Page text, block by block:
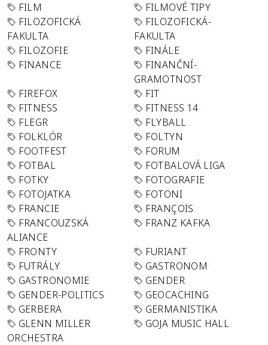
FILM
FILMOVÉ TIPY
FILOZOFICKÁ
FAKULTA
FILOZOFICKÁ-
FAKULTA
FILOZOFIE
FINÁLE
FINANCE
FINANČNÍ-
GRAMOTNOST
FIREFOX
FIT
FITNESS
FITNESS 14
FLEGR
FLYBALL
FOLKLÓR
FOLTYN
FOOTFEST
FORUM
FOTBAL
FOTBALOVÁ LIGA
FOTKY
FOTOGRAFIE
FOTOJATKA
FOTONI
FRANCIE
FRANÇOIS
FRANCOUZSKÁ
ALIANCE
FRANZ KAFKA
FRONTY
FURIANT
FUTRÁLY
GASTRONOM
GASTRONOMIE
GENDER
GENDER-POLITICS
GEOCACHING
GERBERA
GERMANISTIKA
GLENN MILLER
ORCHESTRA
GOJA MUSIC HALL